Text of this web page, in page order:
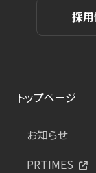
採
トップページ
お知らせ
PRTIMES